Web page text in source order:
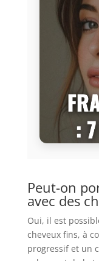
Peut-on
avec des
Oui, il est
cheveux fins, à
progressif et un